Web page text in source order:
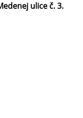
ulice č. 3.